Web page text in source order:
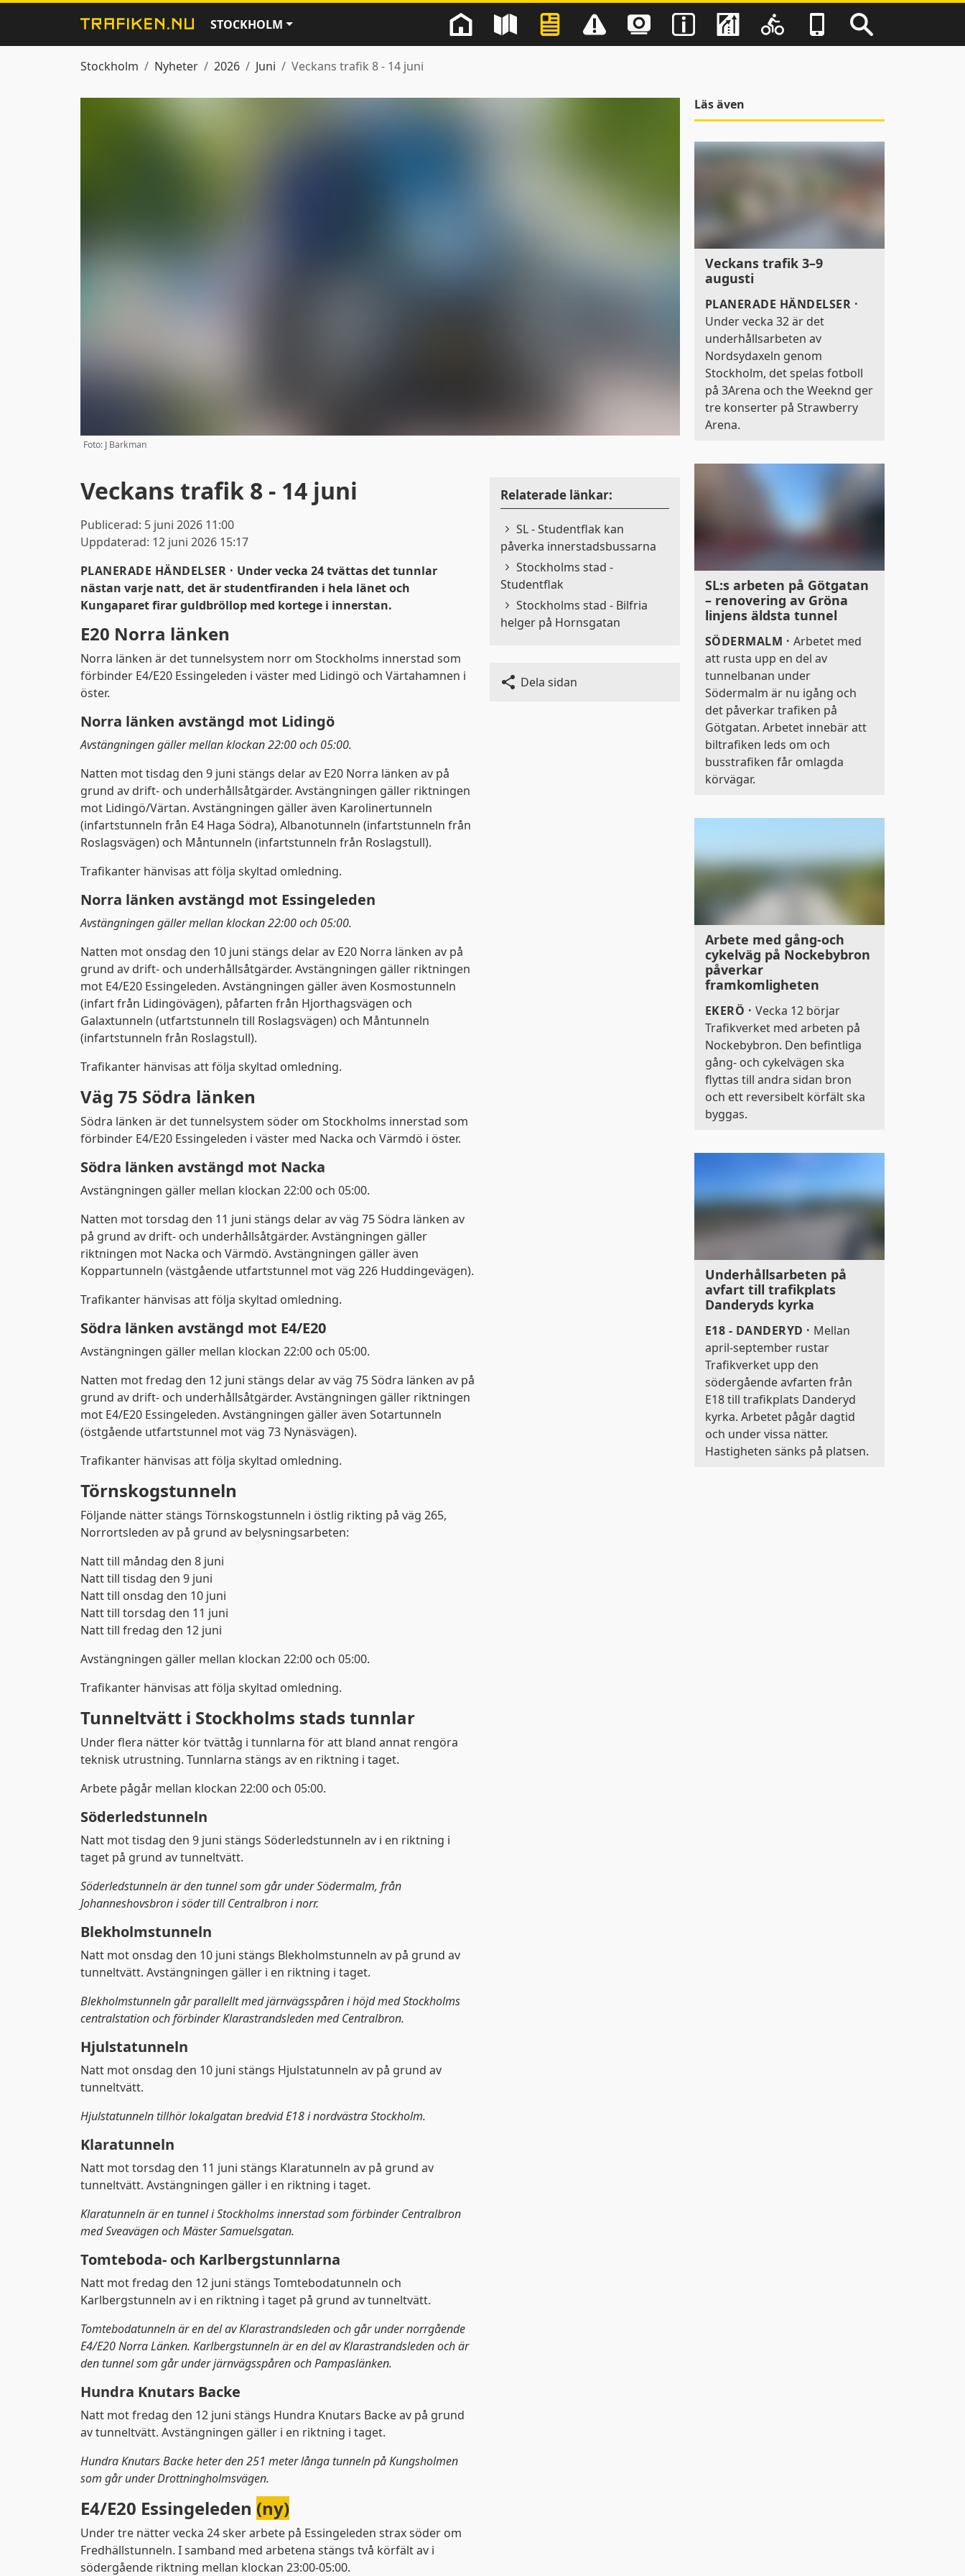
Denna webbplats använder kakor
STOCKHOLM
Stockholm Nyheter 2026 Juni Veckans trafik 8 - 14 juni
Foto: J Barkman
Veckans trafik 8 - 14 juni
Publicerad: 5 juni 2026 11:00
Uppdaterad: 12 juni 2026 15:17
PLANERADE HÄNDELSER · Under vecka 24 tvättas det tunnlar
nästan varje natt, det är studentfiranden i hela länet och
Kungaparet firar guldbröllop med kortege i innerstan.
E20 Norra länken
Norra länken är det tunnelsystem norr om Stockholms innerstad som
förbinder E4/E20 Essingeleden i väster med Lidingö och Värtahamnen i
öster.
Norra länken avstängd mot Lidingö
Avstängningen gäller mellan klockan 22:00 och 05:00.
Natten mot tisdag den 9 juni stängs delar av E20 Norra länken av på
grund av drift- och underhållsåtgärder. Avstängningen gäller riktningen
mot Lidingö/Värtan. Avstängningen gäller även Karolinertunneln
(infartstunneln från E4 Haga Södra), Albanotunneln (infartstunneln från
Roslagsvägen) och Måntunneln (infartstunneln från Roslagstull).
Trafikanter hänvisas att följa skyltad omledning.
Norra länken avstängd mot Essingeleden
Avstängningen gäller mellan klockan 22:00 och 05:00.
Natten mot onsdag den 10 juni stängs delar av E20 Norra länken av på
grund av drift- och underhållsåtgärder. Avstängningen gäller riktningen
mot E4/E20 Essingeleden. Avstängningen gäller även Kosmostunneln
(infart från Lidingövägen), påfarten från Hjorthagsvägen och
Galaxtunneln (utfartstunneln till Roslagsvägen) och Måntunneln
(infartstunneln från Roslagstull).
Trafikanter hänvisas att följa skyltad omledning.
Väg 75 Södra länken
Södra länken är det tunnelsystem söder om Stockholms innerstad som
förbinder E4/E20 Essingeleden i väster med Nacka och Värmdö i öster.
Södra länken avstängd mot Nacka
Avstängningen gäller mellan klockan 22:00 och 05:00.
Natten mot torsdag den 11 juni stängs delar av väg 75 Södra länken av
på grund av drift- och underhållsåtgärder. Avstängningen gäller
riktningen mot Nacka och Värmdö. Avstängningen gäller även
Koppartunneln (västgående utfartstunnel mot väg 226 Huddingevägen).
Trafikanter hänvisas att följa skyltad omledning.
Södra länken avstängd mot E4/E20
Avstängningen gäller mellan klockan 22:00 och 05:00.
Natten mot fredag den 12 juni stängs delar av väg 75 Södra länken av på
grund av drift- och underhållsåtgärder. Avstängningen gäller riktningen
mot E4/E20 Essingeleden. Avstängningen gäller även Sotartunneln
(östgående utfartstunnel mot väg 73 Nynäsvägen).
Trafikanter hänvisas att följa skyltad omledning.
Törnskogstunneln
Följande nätter stängs Törnskogstunneln i östlig rikting på väg 265,
Norrortsleden av på grund av belysningsarbeten:
Natt till måndag den 8 juni
Natt till tisdag den 9 juni
Natt till onsdag den 10 juni
Natt till torsdag den 11 juni
Natt till fredag den 12 juni
Avstängningen gäller mellan klockan 22:00 och 05:00.
Trafikanter hänvisas att följa skyltad omledning.
Tunneltvätt i Stockholms stads tunnlar
Under flera nätter kör tvättåg i tunnlarna för att bland annat rengöra
teknisk utrustning. Tunnlarna stängs av en riktning i taget.
Arbete pågår mellan klockan 22:00 och 05:00.
Söderledstunneln
Natt mot tisdag den 9 juni stängs Söderledstunneln av i en riktning i
taget på grund av tunneltvätt.
Söderledstunneln är den tunnel som går under Södermalm, från
Johanneshovsbron i söder till Centralbron i norr.
Blekholmstunneln
Natt mot onsdag den 10 juni stängs Blekholmstunneln av på grund av
tunneltvätt. Avstängningen gäller i en riktning i taget.
Blekholmstunneln går parallellt med järnvägsspåren i höjd med Stockholms
centralstation och förbinder Klarastrandsleden med Centralbron.
Hjulstatunneln
Natt mot onsdag den 10 juni stängs Hjulstatunneln av på grund av
tunneltvätt.
Hjulstatunneln tillhör lokalgatan bredvid E18 i nordvästra Stockholm.
Klaratunneln
Natt mot torsdag den 11 juni stängs Klaratunneln av på grund av
tunneltvätt. Avstängningen gäller i en riktning i taget.
Klaratunneln är en tunnel i Stockholms innerstad som förbinder Centralbron
med Sveavägen och Mäster Samuelsgatan.
Tomteboda- och Karlbergstunnlarna
Natt mot fredag den 12 juni stängs Tomtebodatunneln och
Karlbergstunneln av i en riktning i taget på grund av tunneltvätt.
Tomtebodatunneln är en del av Klarastrandsleden och går under norrgående
E4/E20 Norra Länken. Karlbergstunneln är en del av Klarastrandsleden och är
den tunnel som går under järnvägsspåren och Pampaslänken.
Hundra Knutars Backe
Natt mot fredag den 12 juni stängs Hundra Knutars Backe av på grund
av tunneltvätt. Avstängningen gäller i en riktning i taget.
Hundra Knutars Backe heter den 251 meter långa tunneln på Kungsholmen
som går under Drottningholmsvägen.
E4/E20 Essingeleden (ny)
Under tre nätter vecka 24 sker arbete på Essingeleden strax söder om
Fredhällstunneln. I samband med arbetena stängs två körfält av i
södergående riktning mellan klockan 23:00-05:00.
Relaterade länkar:
SL - Studentflak kan
påverka innerstadsbussarna
Stockholms stad -
Studentflak
Stockholms stad - Bilfria
helger på Hornsgatan
Dela sidan
Läs även
Veckans trafik 3–9
augusti
PLANERADE HÄNDELSER ·
Under vecka 32 är det
underhållsarbeten av
Nordsydaxeln genom
Stockholm, det spelas fotboll
på 3Arena och the Weeknd ger
tre konserter på Strawberry
Arena.
SL:s arbeten på Götgatan
– renovering av Gröna
linjens äldsta tunnel
SÖDERMALM · Arbetet med
att rusta upp en del av
tunnelbanan under
Södermalm är nu igång och
det påverkar trafiken på
Götgatan. Arbetet innebär att
biltrafiken leds om och
busstrafiken får omlagda
körvägar.
Arbete med gång-och
cykelväg på Nockebybron
påverkar
framkomligheten
EKERÖ · Vecka 12 börjar
Trafikverket med arbeten på
Nockebybron. Den befintliga
gång- och cykelvägen ska
flyttas till andra sidan bron
och ett reversibelt körfält ska
byggas.
Underhållsarbeten på
avfart till trafikplats
Danderyds kyrka
E18 - DANDERYD · Mellan
april-september rustar
Trafikverket upp den
södergående avfarten från
E18 till trafikplats Danderyd
kyrka. Arbetet pågår dagtid
och under vissa nätter.
Hastigheten sänks på platsen.